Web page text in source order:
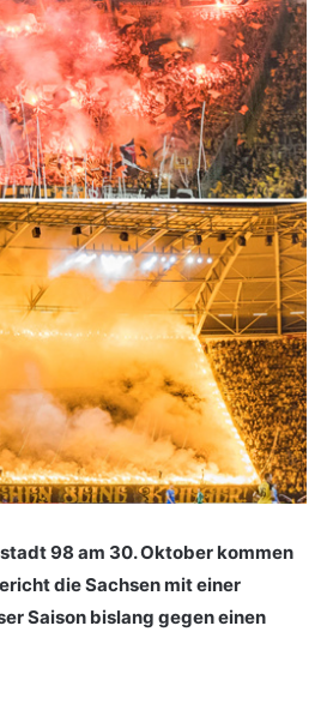
98 am 30. Oktober kommen
die Sachsen mit einer
Saison bislang gegen einen